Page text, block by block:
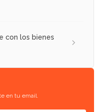
con los bienes
en tu email.